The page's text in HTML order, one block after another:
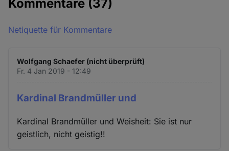
Kommentare (37)
Netiquette für Kommentare
Wolfgang Schaefer (nicht überprüft)
Fr. 4 Jan 2019 - 12:49
Kardinal Brandmüller und
Kardinal Brandmüller und Weisheit: Sie ist nur
geistlich, nicht geistig!!